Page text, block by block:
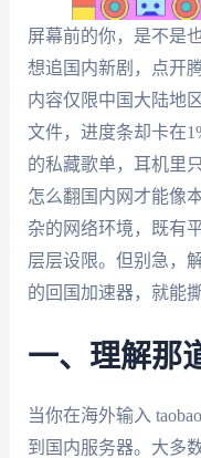
屏幕前的你，是不是
想追国内新剧，点开
内容仅限中国大陆地
文件，进度条却卡在
的私藏歌单，耳机里
怎么翻国内网才能像
杂的网络环境，既有
层层设限。但别急，
的回国加速器，就能
一、理解那
当你在海外输入
到国内服务器。大多